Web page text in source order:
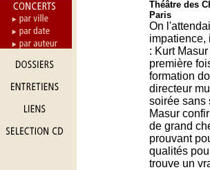
Théâtre des
Paris
On
impatience,
: Kurt
première
formation
directeur
soirée sans
Masur
de grand
prouvant
qualités
trouve un